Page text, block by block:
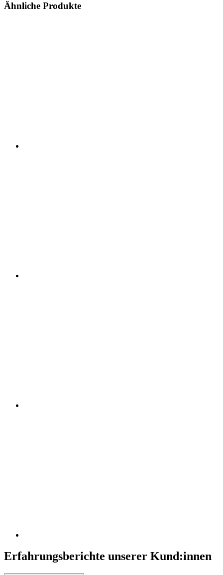
Ähnliche Produkte
Erfahrungsberichte unserer Kund:innen